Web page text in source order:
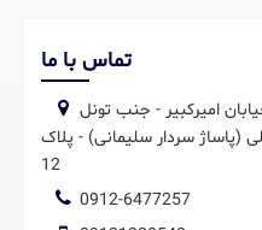
تماس با ما
(پاساژ سردار سلیمانی) - پلاک
12
0912-6477257